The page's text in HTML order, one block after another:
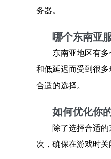
务器。
哪个东南亚
东南亚地区有
和低延迟而受到很
合适的选择。
如何优化你
除了选择合适
次，确保在游戏时